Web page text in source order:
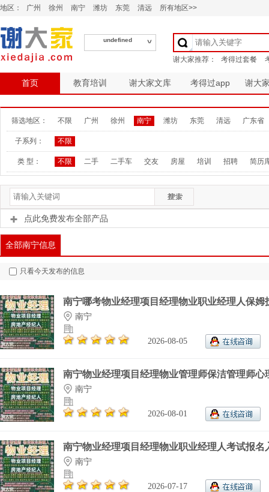
地区： 广州 徐州 南宁 潍坊 东莞 清远 所有地区>>
undefined
首页 教育培训 谢大家文库 考得过app 谢大
筛选地区： 不限 广州 徐州 南宁 潍坊 东莞 清远 广东省
子系列： 不限
类 型： 不限 二手 二手车 交友 房屋 培训 招聘 简历
点此免费发布全部产品
全部南宁信息
只看今天发布的信息
南宁哪考物业经理项目经理物业职业经理人保姆
南宁
2026-08-05
南宁物业经理项目经理物业管理师保洁管理师心
南宁
2026-08-01
南宁物业经理项目经理物业职业经理人考试报名
南宁
2026-07-17